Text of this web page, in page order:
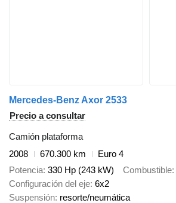
Mercedes-Benz Axor 2533
Precio a consultar
Camión plataforma
2008
670.300 km
Euro 4
Potencia 330 Hp (243 kW) Combustible
Configuración del eje 6x2
Suspensión resorte/neumática